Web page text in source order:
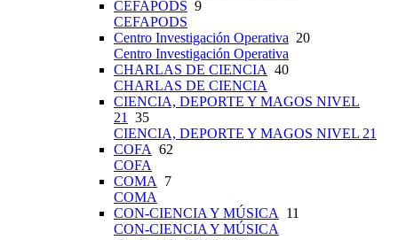
CEFAPODS 9
CEFAPODS
Centro Investigación Operativa 20
Centro Investigación Operativa
CHARLAS DE CIENCIA 40
CHARLAS DE CIENCIA
CIENCIA, DEPORTE Y MAGOS NIVEL
21
35
CIENCIA, DEPORTE Y MAGOS NIVEL 21
COFA 62
COFA
COMA
7
COMA
CON-CIENCIA Y MÚSICA
11
CON-CIENCIA Y MÚSICA